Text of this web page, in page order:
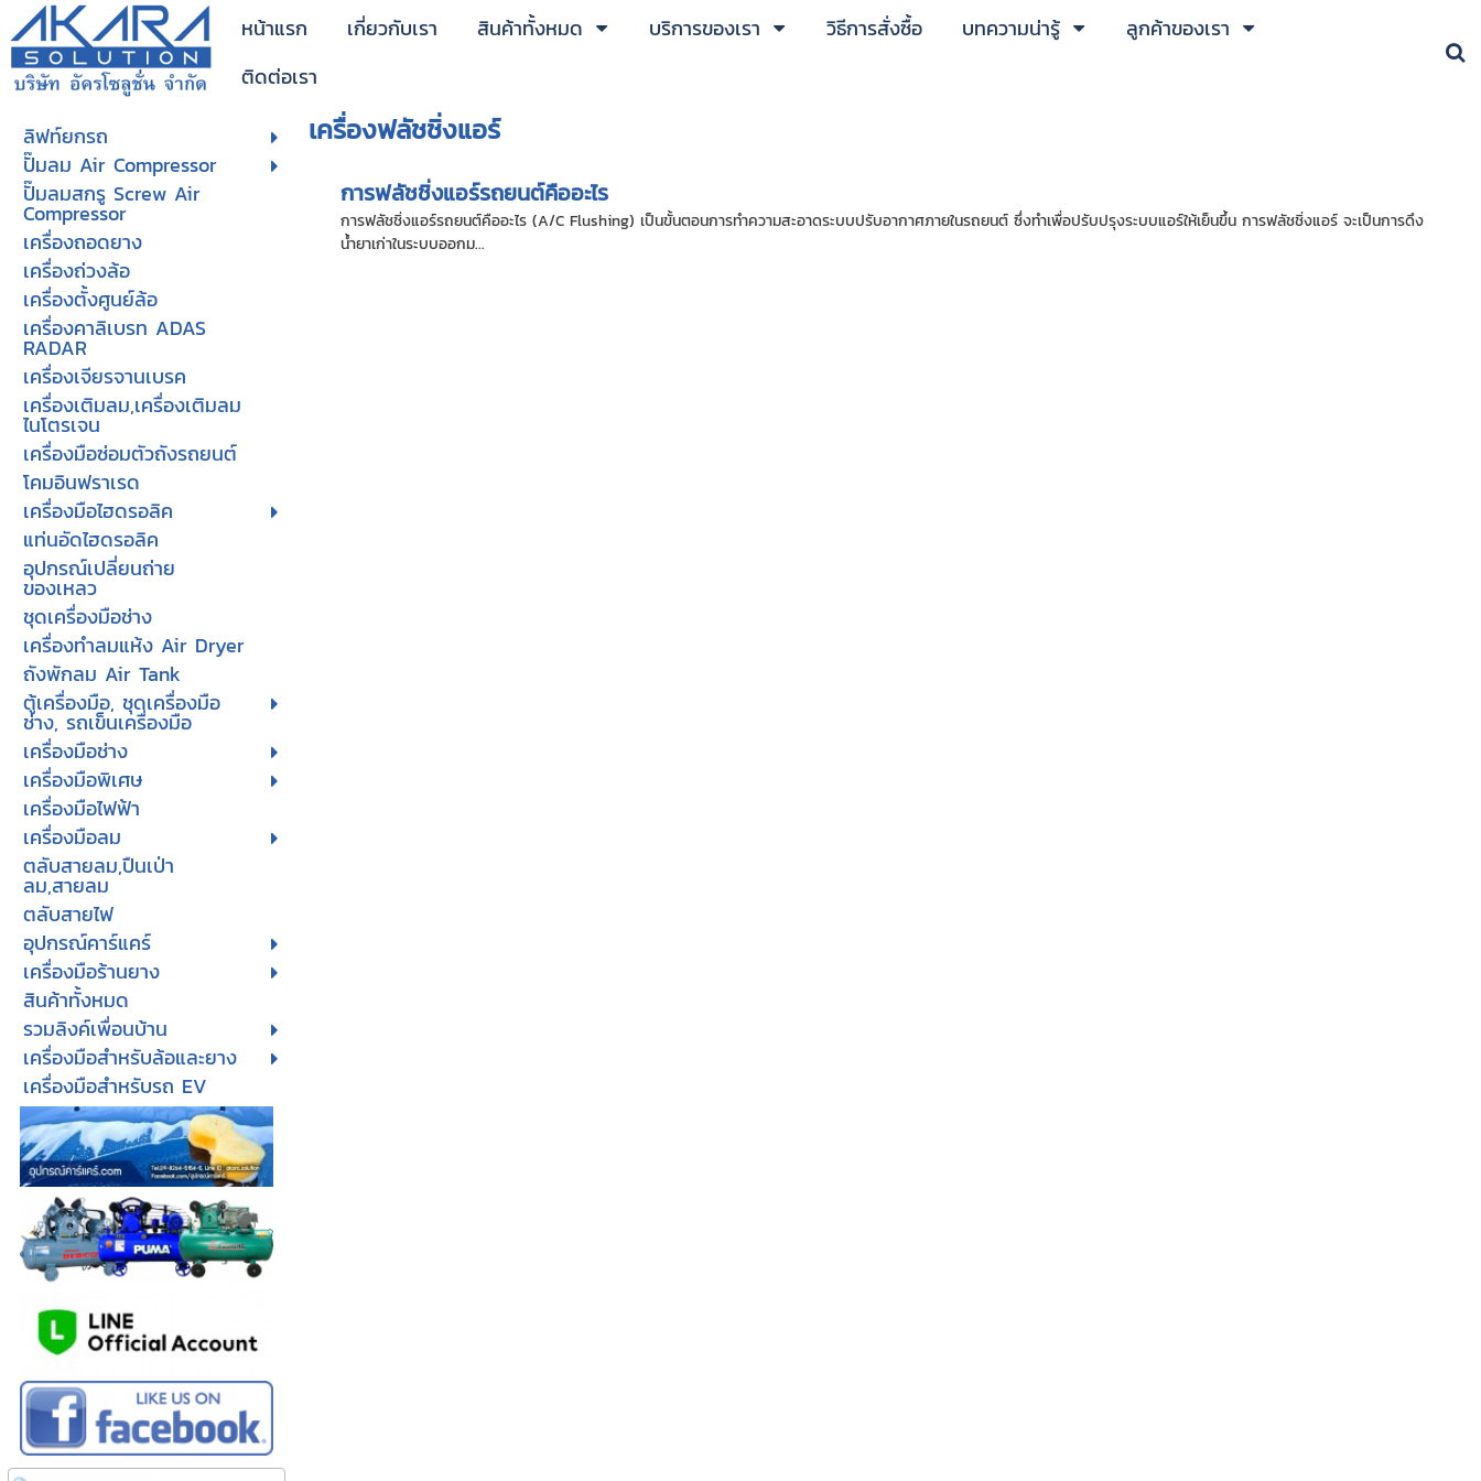
หน้าแรก เกี่ยวกับเรา สินค้าทั้งหมด บริการของเรา วิธีการสั่งซื้อ บทความน่ารู้
ลูกค้าของเรา
ติดต่อเรา
ลิฟท์ยกรถ
ปั๊มลม Air Compressor
ปั๊มลมสกรู Screw Air
Compressor
เครื่องถอดยาง
เครื่องถ่วงล้อ
เครื่องตั้งศูนย์ล้อ
เครื่องคาลิเบรท ADAS
RADAR
เครื่องเจียรจานเบรค
เครื่องเติมลม,เครื่องเติมลม
ไนโตรเจน
เครื่องมือซ่อมตัวถังรถยนต์
โคมอินฟราเรด
เครื่องมือไฮดรอลิค
แท่นอัดไฮดรอลิค
อุปกรณ์เปลี่ยนถ่าย
ของเหลว
ชุดเครื่องมือช่าง
เครื่องทำลมแห้ง Air Dryer
ถังพักลม Air Tank
ตู้เครื่องมือ, ชุดเครื่องมือ
ช่าง, รถเข็นเครื่องมือ
เครื่องมือช่าง
เครื่องมือพิเศษ
เครื่องมือไฟฟ้า
เครื่องมือลม
ตลับสายลม,ปืนเป่า
ลม,สายลม
ตลับสายไฟ
อุปกรณ์คาร์แคร์
เครื่องมือร้านยาง
สินค้าทั้งหมด
รวมลิงค์เพื่อนบ้าน
เครื่องมือสำหรับล้อและยาง
เครื่องมือสำหรับรถ EV
เครื่องฟลัชชิ่งแอร์
การฟลัชชิ่งแอร์รถยนต์คืออะไร
การฟลัชชิ่งแอร์รถยนต์คืออะไร (A/C Flushing) เป็นขั้นตอนการทำความสะอาดระบบปรับอากาศภายในรถยนต์ ซึ่งทำเพื่อปรับปรุงระบบแอร์ให้เย็นขึ้น การฟลัชชิ่งแอร์ จะเป็นการดึง
น้ำยาเก่าในระบบออกม...